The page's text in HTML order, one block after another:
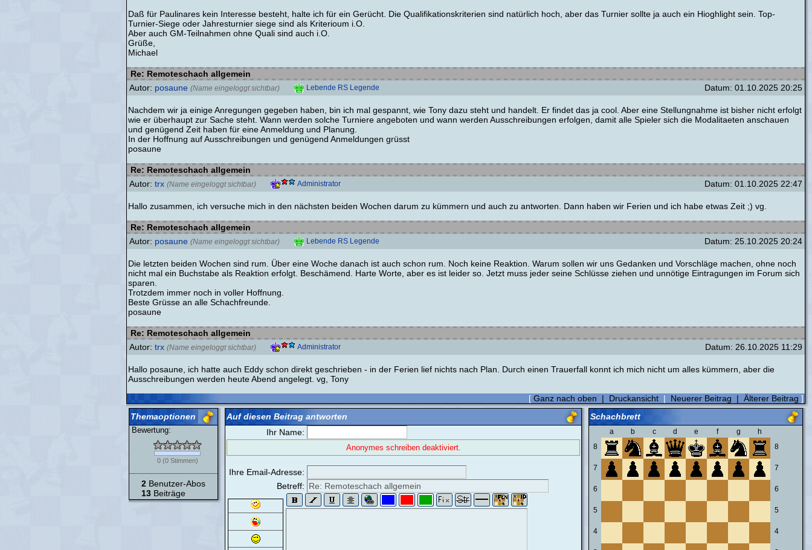
Daß für Paulinares kein Interesse besteht, halte ich für ein Gerücht. Die Qualifikationskriterien sind natürlich hoch, aber das Turnier sollte ja auch ein Hioghlight sein. Top-
Turnier-Siege oder Jahresturnier siege sind als Kriterioum i.O.
Aber auch GM-Teilnahmen ohne Quali sind auch i.O.
Grüße,
Michael
Re: Remoteschach allgemein
Autor: posaune (Name eingeloggt sichtbar) Lebende RS Legende Datum: 01.10.2025 20:25
Nachdem wir ja einige Anregungen gegeben haben, bin ich mal gespannt, wie Tony dazu steht und handelt. Er findet das ja cool. Aber eine Stellungnahme ist bisher nicht erfolgt
wie er überhaupt zur Sache steht. Wann werden solche Turniere angeboten und wann werden Ausschreibungen erfolgen, damit alle Spieler sich die Modalitaeten anschauen
und genügend Zeit haben für eine Anmeldung und Planung.
In der Hoffnung auf Ausschreibungen und genügend Anmeldungen grüsst
posaune
Re: Remoteschach allgemein
Autor: trx (Name eingeloggt sichtbar) Administrator Datum: 01.10.2025 22:47
Hallo zusammen, ich versuche mich in den nächsten beiden Wochen darum zu kümmern und auch zu antworten. Dann haben wir Ferien und ich habe etwas Zeit ;) vg.
Re: Remoteschach allgemein
Autor: posaune (Name eingeloggt sichtbar) Lebende RS Legende Datum: 25.10.2025 20:24
Die letzten beiden Wochen sind rum. Über eine Woche danach ist auch schon rum. Noch keine Reaktion. Warum sollen wir uns Gedanken und Vorschläge machen, ohne noch
nicht mal ein Buchstabe als Reaktion erfolgt. Beschämend. Harte Worte, aber es ist leider so. Jetzt muss jeder seine Schlüsse ziehen und unnötige Eintragungen im Forum sich
sparen.
Trotzdem immer noch in voller Hoffnung.
Beste Grüsse an alle Schachfreunde.
posaune
Re: Remoteschach allgemein
Autor: trx (Name eingeloggt sichtbar) Administrator Datum: 26.10.2025 11:29
Hallo posaune, ich hatte auch Eddy schon direkt geschrieben - in der Ferien lief nichts nach Plan. Durch einen Trauerfall konnt ich mich nicht um alles kümmern, aber die
Ausschreibungen werden heute Abend angelegt. vg, Tony
[ Ganz nach oben | Druckansicht | Neuerer Beitrag | Älterer Beitrag ]
Themaoptionen
Bewertung:
0 (0 Stimmen)
2 Benutzer-Abos
13 Beiträge
Auf diesen Beitrag antworten
Ihr Name:
Anonymes schreiben deaktiviert.
Ihre Email-Adresse:
Betreff:
Schachbrett
a b c d e f g
h
8
8
7 7
6 6
5 5
4 4